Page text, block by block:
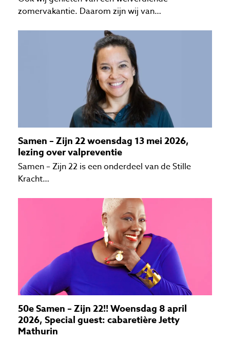
zomervakantie. Daarom zijn wij van…
Samen – Zijn 22 woensdag 13 mei 2026,
lezing over valpreventie
Samen – Zijn 22 is een onderdeel van de Stille
Kracht…
50e Samen – Zijn 22!! Woensdag 8 april
2026, Special guest: cabaretière Jetty
Mathurin